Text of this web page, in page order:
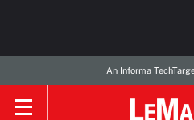
An Informa